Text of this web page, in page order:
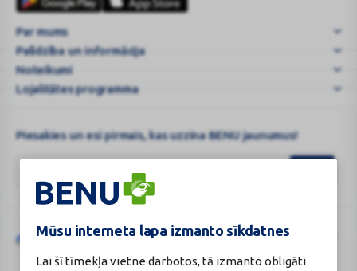
Mūsu interneta lapa izmanto sīkdatnes
Lai šī tīmekļa vietne darbotos, tā izmanto obligāti
biksītes
XL
N10
...
karte
Par mums
Palīdzība un informācija
Noteikumi
Lojalitātes programma
Piesakies un esi pirmais, kas uzzina BENU jaunumus!
Google
reCAPTCHA
Šo vietni aizsargā „reCAPTCHA“, un uz to attiecas „Google“